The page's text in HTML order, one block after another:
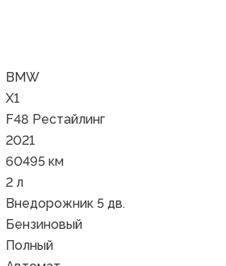
BMW
X1
F48 Рестайлинг
2021
60495 км
2 л
Внедорожник 5 дв.
Бензиновый
Полный